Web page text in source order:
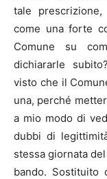
tale
come una forte
Comune su
dichiararle
visto che il
una, perché
a mio modo di
dubbi di
stessa giornata
bando. Sostituito